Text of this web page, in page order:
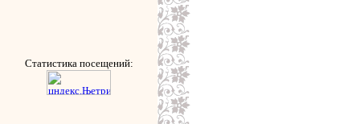
Статистика посещений: